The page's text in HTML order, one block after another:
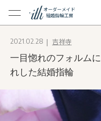
オーダーメイド
結婚指輪工房
メイド
ー
2021.02.28 吉祥寺
一目惚れのフォルム
れした結婚指輪